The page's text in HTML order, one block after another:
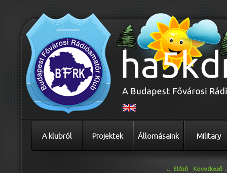
A klubról Projektek Állomásaink Military
← Előző Következő